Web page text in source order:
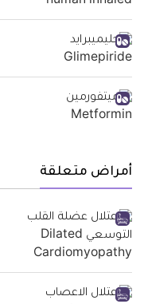
أمراض متعلقة